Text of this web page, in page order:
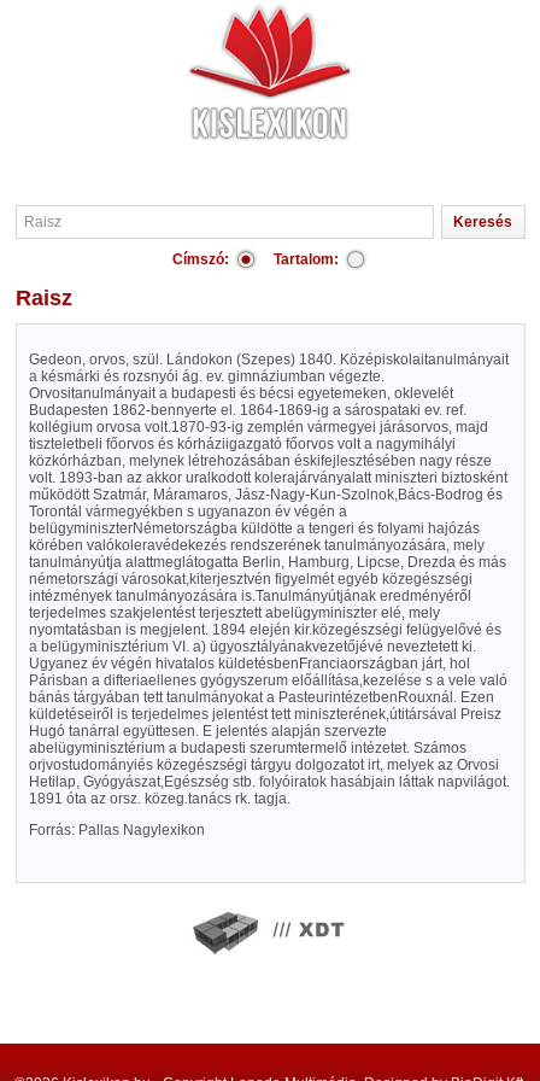
Címszó: Tartalom:
Raisz
Gedeon, orvos, szül. Lándokon (Szepes) 1840. Középiskolaitanulmányait
a késmárki és rozsnyói ág. ev. gimnáziumban végezte.
Orvositanulmányait a budapesti és bécsi egyetemeken, oklevelét
Budapesten 1862-bennyerte el. 1864-1869-ig a sárospataki ev. ref.
kollégium orvosa volt.1870-93-ig zemplén vármegyei járásorvos, majd
tiszteletbeli főorvos és kórháziigazgató főorvos volt a nagymihályi
közkórházban, melynek létrehozásában éskifejlesztésében nagy része
volt. 1893-ban az akkor uralkodott kolerajárványalatt miniszteri biztosként
működött Szatmár, Máramaros, Jász-Nagy-Kun-Szolnok,Bács-Bodrog és
Torontál vármegyékben s ugyanazon év végén a
belügyminiszterNémetországba küldötte a tengeri és folyami hajózás
körében valókoleravédekezés rendszerének tanulmányozására, mely
tanulmányútja alattmeglátogatta Berlin, Hamburg, Lipcse, Drezda és más
németországi városokat,kiterjesztvén figyelmét egyéb közegészségi
intézmények tanulmányozására is.Tanulmányútjának eredményéről
terjedelmes szakjelentést terjesztett abelügyminiszter elé, mely
nyomtatásban is megjelent. 1894 elején kir.közegészségi felügyelővé és
a belügyminisztérium VI. a) ügyosztályánakvezetőjévé neveztetett ki.
Ugyanez év végén hivatalos küldetésbenFranciaországban járt, hol
Párisban a difteriaellenes gyógyszerum előállítása,kezelése s a vele való
bánás tárgyában tett tanulmányokat a PasteurintézetbenRouxnál. Ezen
küldetéseiről is terjedelmes jelentést tett miniszterének,útitársával Preisz
Hugó tanárral együttesen. E jelentés alapján szervezte
abelügyminisztérium a budapesti szerumtermelő intézetet. Számos
orjvostudományiés közegészségi tárgyu dolgozatot irt, melyek az Orvosi
Hetilap, Gyógyászat,Egészség stb. folyóiratok hasábjain láttak napvilágot.
1891 óta az orsz. közeg.tanács rk. tagja.
Forrás: Pallas Nagylexikon